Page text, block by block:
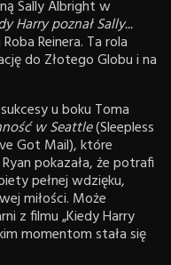
Sally Albright w
Harry poznał Sally...
Reinera. Ta rola
do Złotego Globu i na
u boku Toma
w Seattle(Sleepless
Got Mail), które
pokazała, że potrafi
pełnej wdzięku,
miłości. Może
z filmu „Kiedy Harry
momentom stała się